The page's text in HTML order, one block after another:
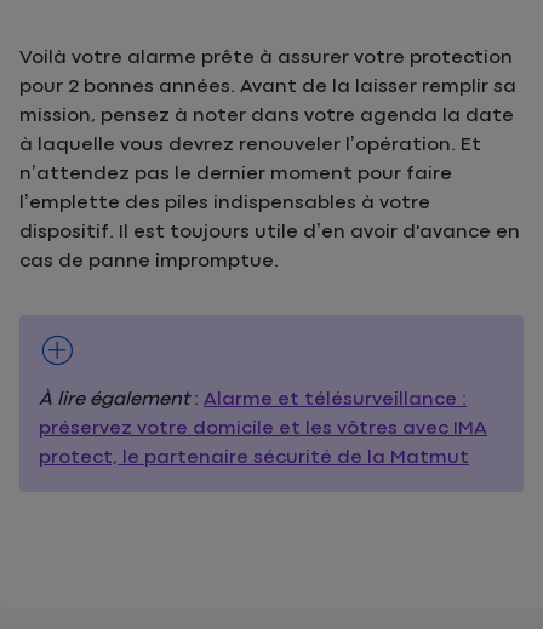
Voilà votre alarme prête à assurer votre protection
pour 2 bonnes années. Avant de la laisser remplir sa
mission, pensez à noter dans votre agenda la date
à laquelle vous devrez renouveler l’opération. Et
n’attendez pas le dernier moment pour faire
l’emplette des piles indispensables à votre
dispositif. Il est toujours utile d’en avoir d'avance en
cas de panne impromptue.
À lire également: Alarme et télésurveillance :
préservez votre domicile et les vôtres avec IMA
protect, le partenaire sécurité de la Matmut